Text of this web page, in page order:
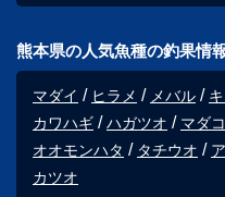
熊本県の人気魚種の釣果情
マダイ ヒラメ メバル
カワハギ
ハガツオ マダコ
オオモンハタ
タチウオ
カツオ